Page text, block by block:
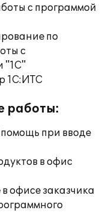
с программой
по
с
"1С"
1С:ИТС
работы:
при вводе
в офис
офисе заказчика